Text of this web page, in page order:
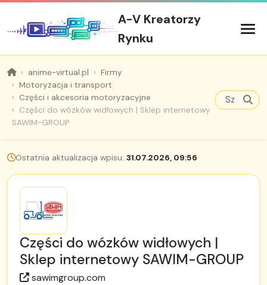
A-V Kreatorzy
Rynku
anime-virtual.pl
Firmy
Motoryzacja i transport
Części i akcesoria motoryzacyjne
Części do wózków widłowych | Sklep internetowy
SAWIM-GROUP
Ostatnia aktualizacja wpisu: 31.07.2026, 09:56
Części do wózków widłowych |
Sklep internetowy SAWIM-GROUP
sawimgroup.com